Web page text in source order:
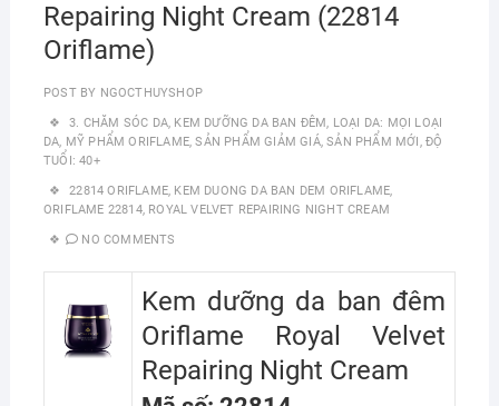
Repairing Night Cream (22814
Oriflame)
POST BY NGOCTHUYSHOP
3. CHĂM SÓC DA, KEM DƯỠNG DA BAN ĐÊM, LOẠI DA: MỌI LOẠI
DA, MỸ PHẨM ORIFLAME,SẢN PHẨM GIẢM GIÁ,SẢN PHẨM MỚI, ĐỘ
TUỔI: 40+
22814 ORIFLAME, KEM DUONG DA BAN DEM ORIFLAME,
ORIFLAME 22814, ROYAL VELVET REPAIRING NIGHT CREAM
NO COMMENTS
Kem dưỡng da ban đêm
Oriflame Royal Velvet
Repairing Night Cream